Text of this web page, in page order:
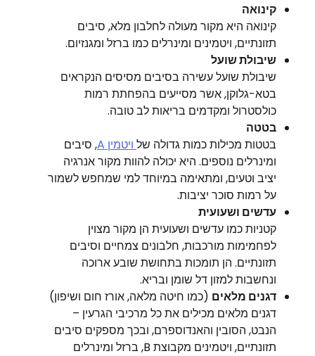
קינואה
קינואה היא מקור מעולה לחלבון מלא, סיבים
תזונתיים, ויטמינים ומינרלים כמו ברזל ומגנזיום.
שיבולת שועל
שיבולת שועל עשירה בסיבים מסיסים הנקראים
בטא-גלוקן, אשר מסייעים בהפחתת רמות
כולסטרול ומקדמים בריאות לב טובה.
בטטה
בטטות מכילות כמות גדולה של ויטמין A
, סיבים
ומינרלים נוספים. היא יכולה להוות מקור אנרגיה
יציב וטעים, ומתאימה במיוחד למי שמחפש לשמור
על רמות סוכר יציבות.
עדשים ושעועית
קטניות כמו עדשים ושעועית הן מקור מצוין
לפחמימות מורכבות, חלבונים צמחיים וסיבים
תזונתיים. הן תומכות בתחושת שובע ארוכה
ונחשבות למזון דל שומן ובריא.
דגנים מלאים (כמו חיטה מלאה, אורז חום ושיפון)
דגנים מלאים מכילים את כל מרכיבי הגרעין –
הנבט, הסובין והאנדוספרם, ובכך מספקים סיבים
תזונתיים, ויטמינים מקבוצת B, ברזל ומינרלים